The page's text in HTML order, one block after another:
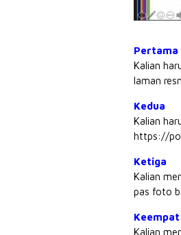
Pertama
Kalian
laman
Kedua
Kalian
https://
Ketiga
Kalian
pas foto
Keempat
Kalian